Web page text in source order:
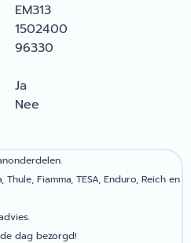
EM313
1502400
96330
Ja
Nee
Fiamma, TESA, Enduro, Reich en
dag bezorgd!